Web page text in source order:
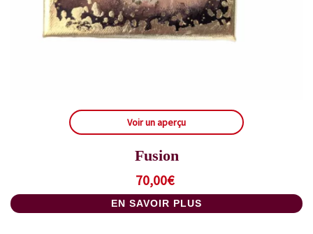
Voir un aperçu
Fusion
70,00€
EN SAVOIR PLUS